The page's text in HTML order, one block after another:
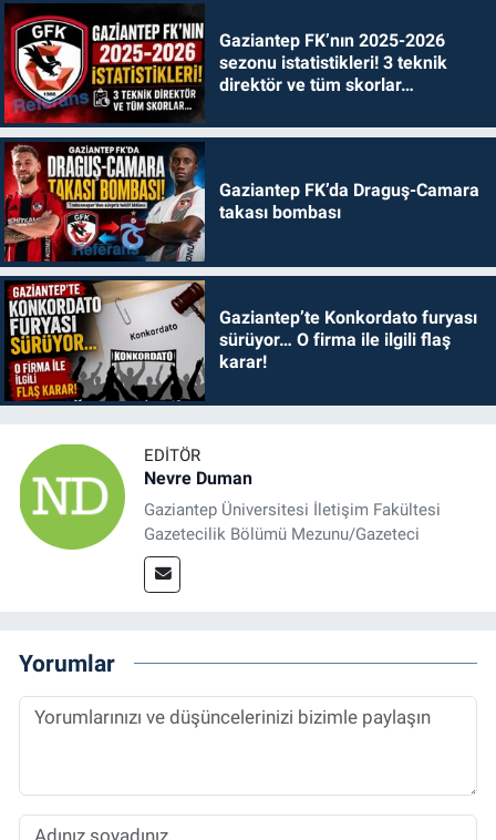
Gaziantep FK’nın 2025-2026
sezonu istatistikleri! 3 teknik
direktör ve tüm skorlar…
Gaziantep FK’da Draguş-Camara
takası bombası
Gaziantep’te Konkordato furyası
sürüyor… O firma ile ilgili flaş
karar!
EDITÖR
Nevre Duman
Gaziantep Üniversitesi İletişim Fakültesi
Gazetecilik Bölümü Mezunu/Gazeteci
Yorumlar